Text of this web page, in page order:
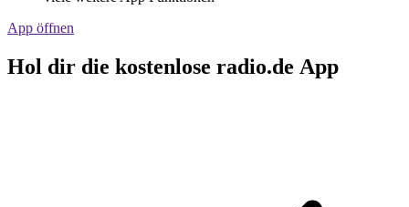
App öffnen
Hol dir die kostenlose radio.de App